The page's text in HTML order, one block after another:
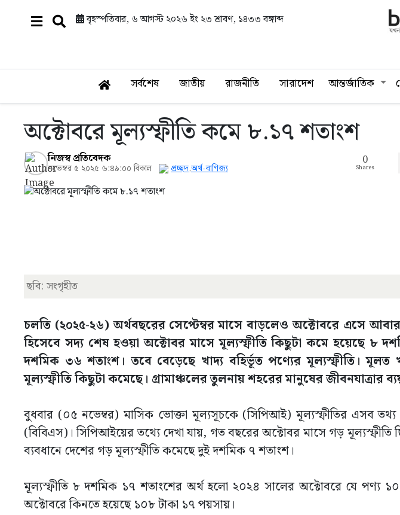
বৃহস্পতিবার, ৬ আগস্ট ২০২৬ ইং ২৩ শ্রাবণ, ১৪৩৩ বঙ্গাব্দ
সর্বশেষ জাতীয় রাজনীতি সারাদেশ আন্তর্জাতিক
অক্টোবরে মূল্যস্ফীতি কমে ৮.১৭ শতাংশ
নিজস্ব প্রতিবেদক
নভেম্বর ৫ ২০২৫ ৬:৪৯:০০ বিকাল প্রচ্ছদ,অর্থ-বাণিজ্য
0
Shares
ছবি: সংগৃহীত
চলতি (২০২৫-২৬) অর্থবছরের সেপ্টেম্বর মাসে বাড়লেও অক্টোবরে এসে
হিসেবে সদ্য শেষ হওয়া অক্টোবর মাসে মূল্যস্ফীতি কিছুটা কমে হয়েছে ৮
দশমিক ৩৬ শতাংশ। তবে বেড়েছে খাদ্য বহির্ভূত পণ্যের মূল্যস্ফীতি।
মূল্যস্ফীতি কিছুটা কমেছে। গ্রামাঞ্চলের তুলনায় শহরের মানুষের জীবনযাত্রার
বুধবার (০৫ নভেম্বর) মাসিক ভোক্তা মূল্যসূচকে (সিপিআই) মূল্যস্ফীতির এসব তথ্য
(বিবিএস)। সিপিআইয়ের তথ্যে দেখা যায়, গত বছরের অক্টোবর মাসে গড়
ব্যবধানে দেশের গড় মূল্যস্ফীতি কমেছে দুই দশমিক ৭ শতাংশ।
মূল্যস্ফীতি ৮ দশমিক ১৭ শতাংশের অর্থ হলো ২০২৪ সালের অক্টোবরে যে পণ্য
অক্টোবরে কিনতে হয়েছে ১০৮ টাকা ১৭ পয়সায়।